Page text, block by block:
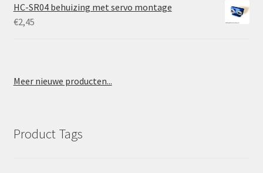
HC-SR04 behuizing met servo montage
€2,45
Meer nieuwe producten...
Product Tags